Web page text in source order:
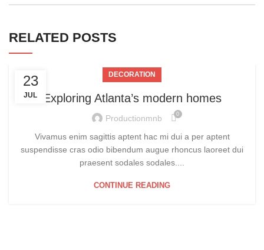
RELATED POSTS
23
JUL
DECORATION
Exploring Atlanta’s modern homes
Productionmnb 0
Vivamus enim sagittis aptent hac mi dui a per aptent
suspendisse cras odio bibendum augue rhoncus laoreet dui
praesent sodales sodales....
CONTINUE READING